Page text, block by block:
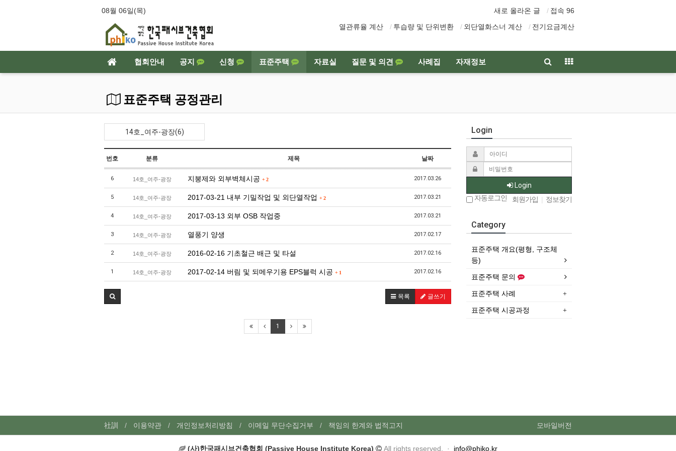
08월 06일(목) 새로 올라온 글
접속 96
열관류율 계산
투습량 및 단위변환 외단열화스너 계산 전기요금계산
협회안내 공지 신청 표준주택 자료실 질문 및 의견 사례집 자재정보
표준주택 공정관리
14호_여주-광장(6)
번호 분류 제목 날짜
6 14호_여주-광장 지붕제와 외부벽체시공 + 2 2017.03.26
5 14호_여주-광장 2017-03-21 내부 기밀작업 및 외단열작업 + 2 2017.03.21
4 14호_여주-광장 2017-03-13 외부 OSB 작업중 2017.03.21
3 14호_여주-광장 열풍기 양생 2017.02.17
2 14호_여주-광장 2016-02-16 기초철근 배근 및 타설 2017.02.16
1 14호_여주-광장 2017-02-14 버림 및 되메우기용 EPS블럭 시공 + 1 2017.02.16
목록 글쓰기
1
Login
Login
자동로그인
회원가입 | 정보찾기
Category
표준주택 개요(평형, 구조체
등)
표준주택 문의
표준주택 사례
표준주택 시공과정
社訓 이용약관 개인정보처리방침 이메일 무단수집거부 책임의 한계와 법적고지 모바일버전
(사)한국패시브건축협회 (Passive House Institute Korea) All rights reserved. · info@phiko.kr